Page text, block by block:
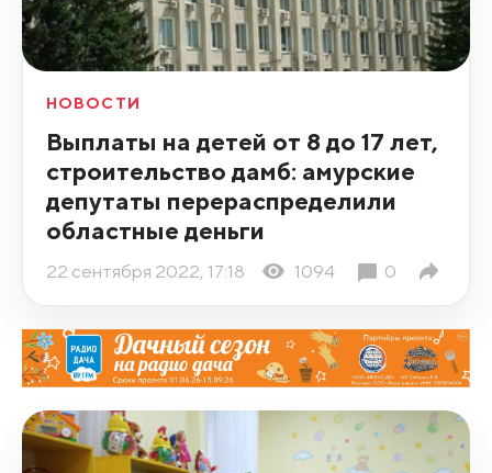
НОВОСТИ
Выплаты на детей от 8 до 17 лет,
строительство дамб: амурские
депутаты перераспределили
областные деньги
22 сентября 2022, 17:18 1094 0